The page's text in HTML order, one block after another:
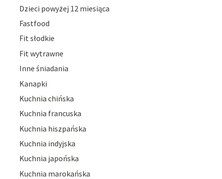
Dzieci powyżej 12 miesiąca
Fastfood
Fit słodkie
Fit wytrawne
Inne śniadania
Kanapki
Kuchnia chińska
Kuchnia francuska
Kuchnia hiszpańska
Kuchnia indyjska
Kuchnia japońska
Kuchnia marokańska